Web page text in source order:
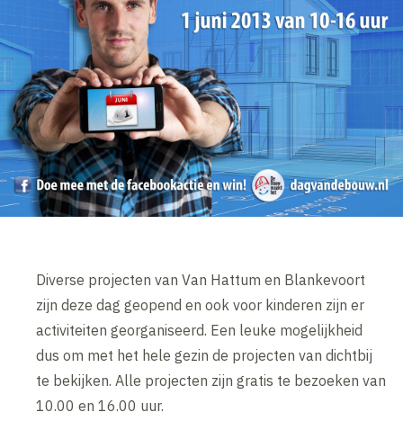
Diverse projecten van Van Hattum en Blankevoort
zijn deze dag geopend en ook voor kinderen zijn er
activiteiten georganiseerd. Een leuke mogelijkheid
dus om met het hele gezin de projecten van dichtbij
te bekijken. Alle projecten zijn gratis te bezoeken van
10.00 en 16.00 uur.